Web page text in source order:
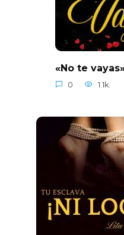
«No te
0 1.1k.